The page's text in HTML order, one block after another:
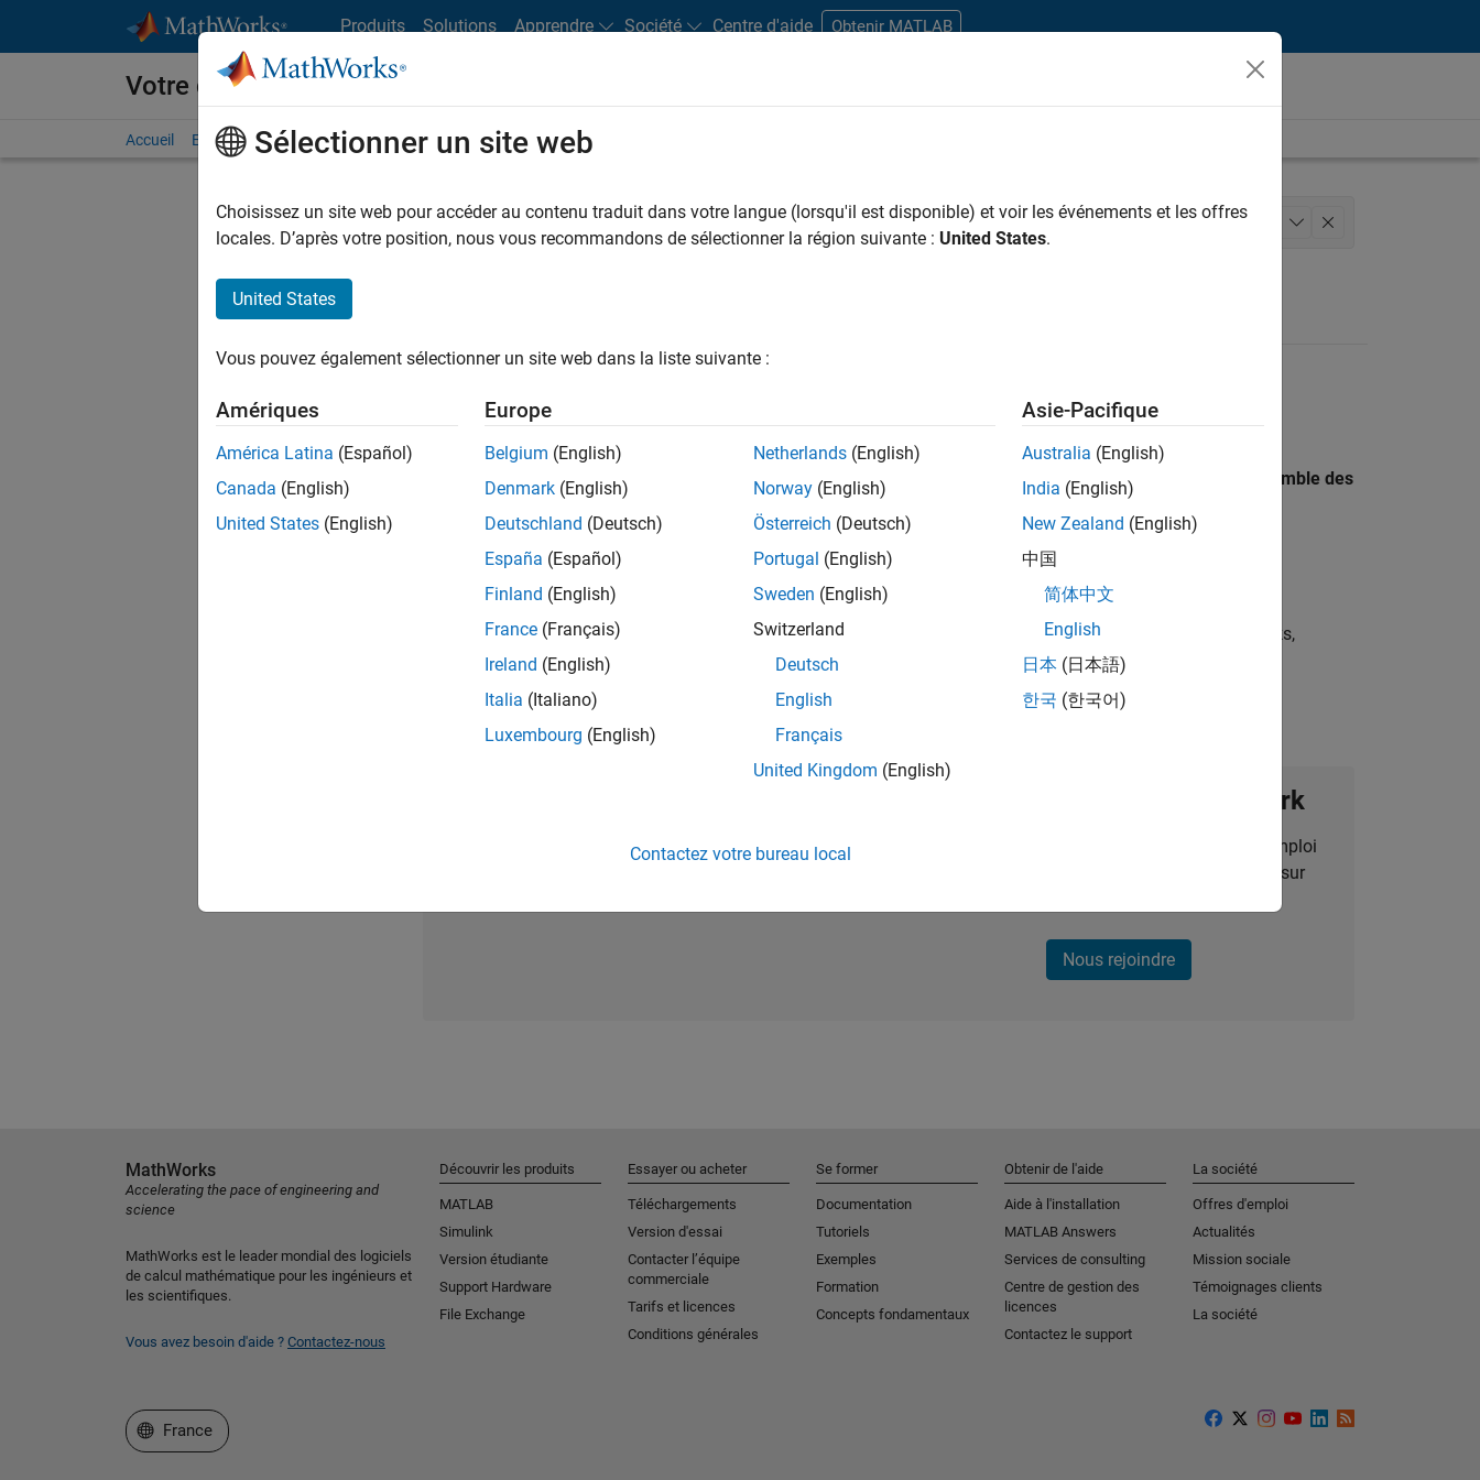
Produits Solutions Apprendre Société Centre d'aide Obtenir MATLAB
Votre carrière chez MathWorks
Accueil Explorer nos opportunités Adresses de nos bureaux Étudiants et carrières
FILTRER PAR Applications et outils commerciaux Ingénierie de la qualité Ingénierie des versions
Les descriptions de poste n’ont pas toutes été traduites. Effectuez une recherche par lieu pour trouver l’ensemble des
opportunités de votre région.
Senior Software Quality Engineer
Senior Software Quality Engineer
FR-Meudon| Ingénierie de la qualité | Expérimenté(e)
Leverage your C/C++ development skills to design and develop test strategies, scalable test frameworks,
automated test suites, Hands-on testing for Polyspace.
1
Rejoignez notre Talent Network
Recevez des alertes pour des opportunités d'emploi
personnalisées, des articles et des actualités sur
Nous rejoindre
Sélectionner un site web
Choisissez un site web pour accéder au contenu traduit dans votre langue (lorsqu'il est disponible) et voir les événements et les offres
locales. D’après votre position, nous vous recommandons de sélectionner la région suivante : United States.
United States
Vous pouvez également sélectionner un site web dans la liste suivante :
Amériques
América Latina (Español)
Canada (English)
United States (English)
Europe
Belgium (English)
Denmark (English)
Deutschland (Deutsch)
España (Español)
Finland (English)
France (Français)
Ireland (English)
Italia (Italiano)
Luxembourg (English)
Netherlands (English)
Norway (English)
Österreich (Deutsch)
Portugal (English)
Sweden (English)
Switzerland
Deutsch
English
Français
United Kingdom (English)
Asie-Pacifique
Australia (English)
India (English)
New Zealand (English)
中国
简体中文
English
日本 (日本語)
한국 (한국어)
Contactez votre bureau local
MathWorks
Accelerating the pace of engineering and
science
MathWorks est le leader mondial des logiciels
de calcul mathématique pour les ingénieurs et
les scientifiques.
Vous avez besoin d'aide ? Contactez-nous
Découvrir les produits
MATLAB
Simulink
Version étudiante
Support Hardware
File Exchange
Essayer ou acheter
Téléchargements
Version d'essai
Contacter l’équipe
commerciale
Tarifs et licences
Conditions générales
Se former
Documentation
Tutoriels
Exemples
Formation
Concepts fondamentaux
Obtenir de l'aide
Aide à l'installation
MATLAB Answers
Services de consulting
Centre de gestion des
licences
Contactez le support
La société
Offres d'emploi
Actualités
Mission sociale
Témoignages clients
La société
Sélectionner un site web
France